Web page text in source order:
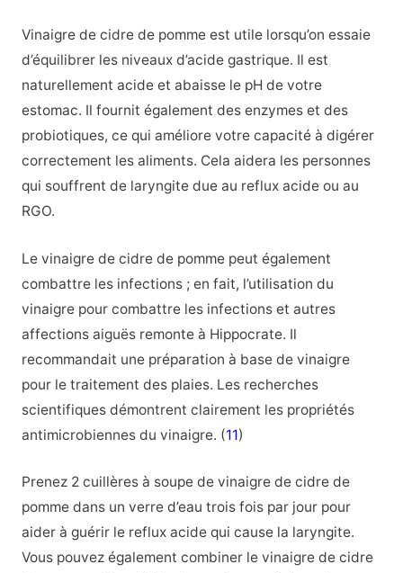
Vinaigre de cidre de pomme est utile lorsqu’on essaie
d’équilibrer les niveaux d’acide gastrique. Il est
naturellement acide et abaisse le pH de votre
estomac. Il fournit également des enzymes et des
probiotiques, ce qui améliore votre capacité à digérer
correctement les aliments. Cela aidera les personnes
qui souffrent de laryngite due au reflux acide ou au
RGO.
Le vinaigre de cidre de pomme peut également
combattre les infections ; en fait, l’utilisation du
vinaigre pour combattre les infections et autres
affections aiguës remonte à Hippocrate. Il
recommandait une préparation à base de vinaigre
pour le traitement des plaies. Les recherches
scientifiques démontrent clairement les propriétés
antimicrobiennes du vinaigre. (11)
Prenez 2 cuillères à soupe de vinaigre de cidre de
pomme dans un verre d’eau trois fois par jour pour
aider à guérir le reflux acide qui cause la laryngite.
Vous pouvez également combiner le vinaigre de cidre